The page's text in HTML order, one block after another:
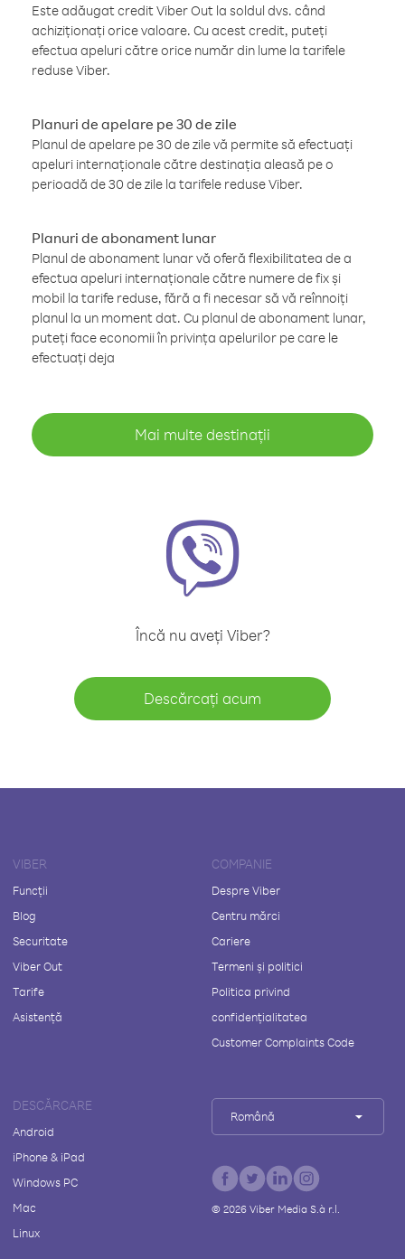
Este adăugat credit Viber Out la soldul dvs. când
achiziționați orice valoare. Cu acest credit, puteți
efectua apeluri către orice număr din lume la tarifele
reduse Viber.
Planuri de apelare pe 30 de zile
Planul de apelare pe 30 de zile vă permite să efectuați
apeluri internaționale către destinația aleasă pe o
perioadă de 30 de zile la tarifele reduse Viber.
Planuri de abonament lunar
Planul de abonament lunar vă oferă flexibilitatea de a
efectua apeluri internaționale către numere de fix și
mobil la tarife reduse, fără a fi necesar să vă reînnoiți
planul la un moment dat. Cu planul de abonament lunar,
puteți face economii în privința apelurilor pe care le
efectuați deja
Mai multe destinații
Încă nu aveți Viber?
Descărcați acum
VIBER
Funcții
Blog
Securitate
Viber Out
Tarife
Asistență
COMPANIE
Despre Viber
Centru mărci
Cariere
Termeni și politici
Politica privind
confidențialitatea
Customer Complaints Code
DESCĂRCARE
Android
iPhone & iPad
Windows PC
Mac
Linux
Română
© 2026Viber Media S.à r.l.